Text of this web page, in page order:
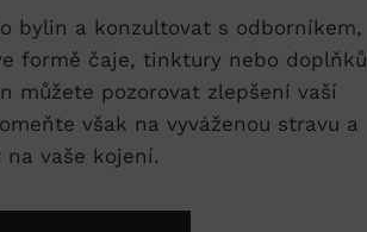
bylin a konzultovat s odborníkem,
formě čaje,​ tinktury nebo⁢ doplňků
můžete pozorovat zlepšení vaší
‍však⁤ na vyváženou stravu a
vaše kojení.